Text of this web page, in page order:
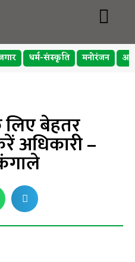
धर्म-संस्कृति मनोरंजन
बेहतर
अधिकारी –